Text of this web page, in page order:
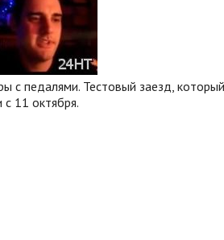
с педалями. Тестовый заезд,
11 октября.